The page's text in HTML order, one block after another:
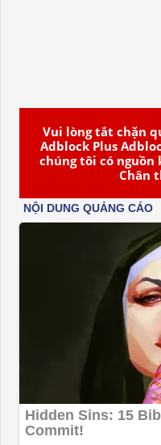
Vui lòng tắt chặn
Adblock Plus
chúng tôi có
Chân